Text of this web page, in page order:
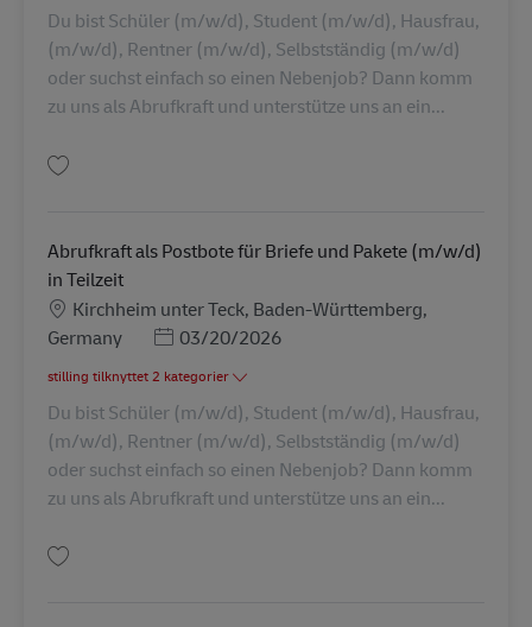
Du bist Schüler (m/w/d), Student (m/w/d), Hausfrau,
(m/w/d), Rentner (m/w/d), Selbstständig (m/w/d)
oder suchst einfach so einen Nebenjob? Dann komm
zu uns als Abrufkraft und unterstütze uns an ein...
Abrufkraft als Postbote für Briefe und Pakete (m/w/d)
in Teilzeit
Lokation
Kirchheim unter Teck, Baden-Württemberg,
Germany
Posted Date
03/20/2026
stilling tilknyttet 2 kategorier
Du bist Schüler (m/w/d), Student (m/w/d), Hausfrau,
(m/w/d), Rentner (m/w/d), Selbstständig (m/w/d)
oder suchst einfach so einen Nebenjob? Dann komm
zu uns als Abrufkraft und unterstütze uns an ein...